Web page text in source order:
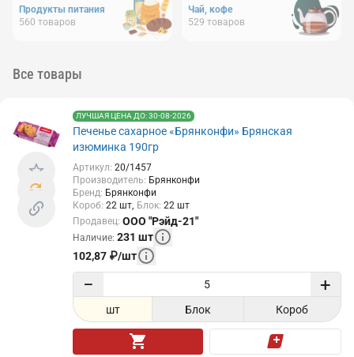
Продукты питания
560 товаров
Чай, кофе
529 товаров
Все товары
ЛУЧШАЯ ЦЕНА ДО: 30-08-2026
Печенье сахарное «Брянконфи» Брянская
изюминка 190гр
Артикул: 20/1457
Производитель: Брянконфи
Бренд: Брянконфи
Короб: 22 шт Блок: 22 шт
Продавец: ООО "Рэйд-21"
Наличие: 231 шт
102,87 ₽/шт
− +
шт Блок Короб